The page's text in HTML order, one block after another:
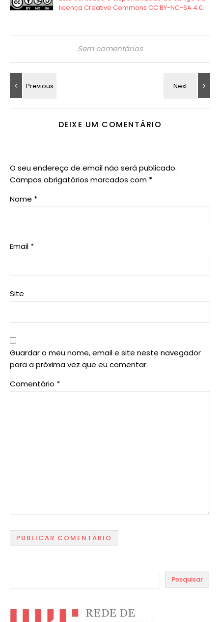
Sem comentários
DEIXE UM COMENTÁRIO
O seu endereço de email não será publicado.
Campos obrigatórios marcados com *
Nome *
Email *
Site
Guardar o meu nome, email e site neste navegador
para a próxima vez que eu comentar.
Comentário *
Pesquisar